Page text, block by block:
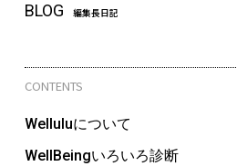
BLOG 編集長日記
CONTENTS
Welluluについて
WellBeingいろいろ診断